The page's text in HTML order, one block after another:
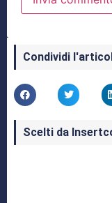
Condividi
Scelti da